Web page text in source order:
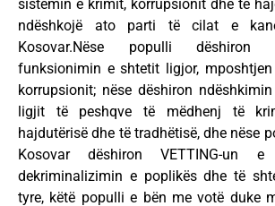
sistemin e krimit, korrupsionit dhe të
ndëshkojë ato parti të cilat e
Kosovar.Nëse populli dëshiron
funksionimin e shtetit ligjor,
korrupsionit; nëse dëshiron
ligjit të peshqve të mëdhenj të
hajdutërisë dhe të tradhëtisë, dhe nëse
Kosovar dëshiron VETTING-un
dekriminalizimin e poplikës dhe të
tyre, këtë populli e bën me votë duke